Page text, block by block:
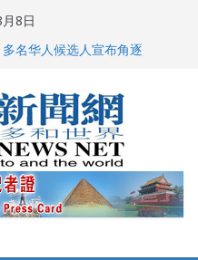
8日
行 与市民分享竞选理念
名华人候选人宣布角逐
批评其领导层 卡尼：谈判事
比赛颁奖典礼多伦多举行